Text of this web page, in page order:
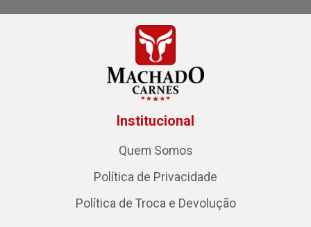
Institucional
Quem Somos
Política de Privacidade
Política de Troca e Devolução